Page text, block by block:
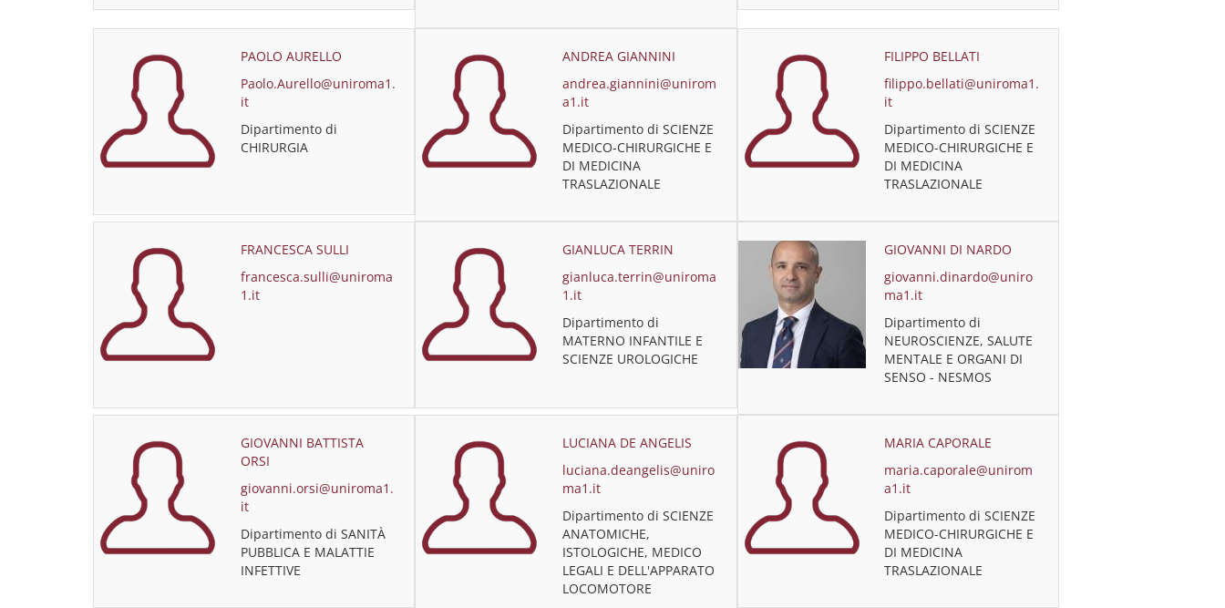
PAOLO AURELLO
Paolo.Aurello@uniroma1.
it
Dipartimento di
CHIRURGIA
ANDREA GIANNINI
andrea.giannini@unirom
a1.it
Dipartimento di SCIENZE
MEDICO-CHIRURGICHE E
DI MEDICINA
TRASLAZIONALE
FILIPPO BELLATI
filippo.bellati@uniroma1.
it
Dipartimento di SCIENZE
MEDICO-CHIRURGICHE E
DI MEDICINA
TRASLAZIONALE
FRANCESCA SULLI
francesca.sulli@uniroma
1.it
GIANLUCA TERRIN
gianluca.terrin@uniroma
1.it
Dipartimento di
MATERNO INFANTILE E
SCIENZE UROLOGICHE
GIOVANNI DI NARDO
giovanni.dinardo@uniro
ma1.it
Dipartimento di
NEUROSCIENZE, SALUTE
MENTALE E ORGANI DI
SENSO - NESMOS
GIOVANNI BATTISTA
ORSI
giovanni.orsi@uniroma1.
it
Dipartimento di SANITÀ
PUBBLICA E MALATTIE
INFETTIVE
LUCIANA DE ANGELIS
luciana.deangelis@uniro
ma1.it
Dipartimento di SCIENZE
ANATOMICHE,
ISTOLOGICHE, MEDICO
LEGALI E DELL'APPARATO
LOCOMOTORE
MARIA CAPORALE
maria.caporale@unirom
a1.it
Dipartimento di SCIENZE
MEDICO-CHIRURGICHE E
DI MEDICINA
TRASLAZIONALE